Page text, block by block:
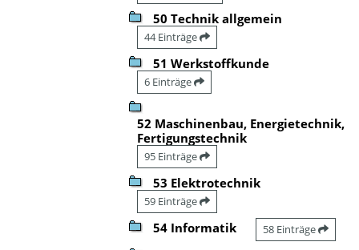
50 Technik allgemein
44 Einträge
51 Werkstoffkunde
6 Einträge
52 Maschinenbau, Energietechnik,
Fertigungstechnik
95 Einträge
53 Elektrotechnik
59 Einträge
54 Informatik 58 Einträge